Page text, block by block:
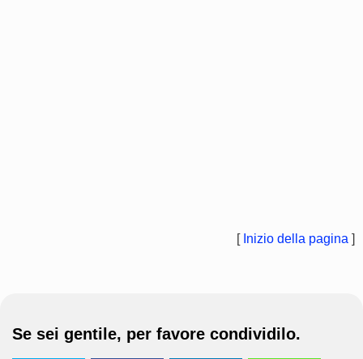
[ Inizio della pagina ]
Se sei gentile, per favore condividilo.